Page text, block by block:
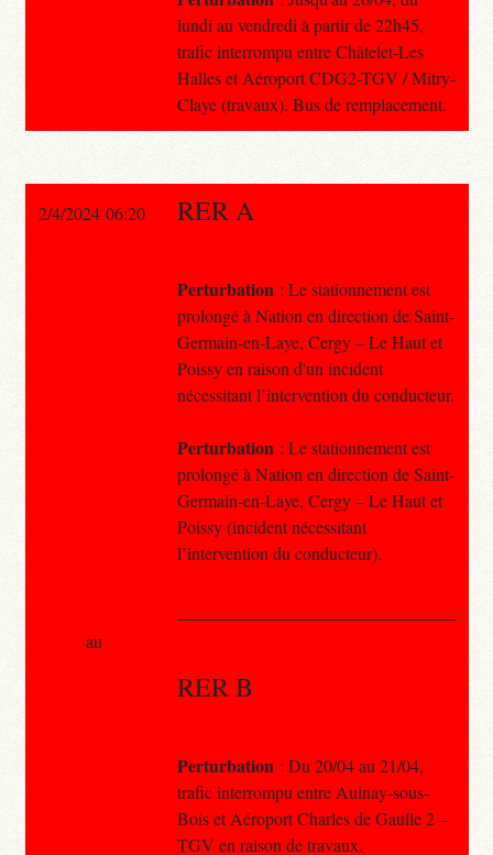
lundi au vendredi à partir de 22h45,
trafic interrompu entre Châtelet-Les
Halles et Aéroport CDG2-TGV / Mitry-
Claye (travaux). Bus de remplacement.
2/4/2024 06:20 RER A
Perturbation : Le stationnement est
prolongé à Nation en direction de Saint-
Germain-en-Laye, Cergy – Le Haut et
Poissy en raison d'un incident
nécessitant l’intervention du conducteur.
Perturbation : Le stationnement est
prolongé à Nation en direction de Saint-
Germain-en-Laye, Cergy – Le Haut et
Poissy (incident nécessitant
l’intervention du conducteur).
RER B
Perturbation : Du 20/04 au 21/04,
trafic interrompu entre Aulnay-sous-
Bois et Aéroport Charles de Gaulle 2 –
TGV en raison de travaux.
au